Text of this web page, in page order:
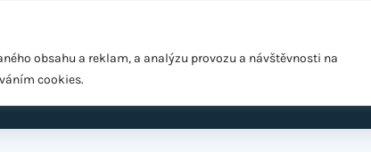
obsahu a reklam, a analýzu provozu a návštěvnosti na
cookies.